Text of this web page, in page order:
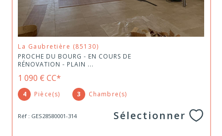
La Gaubretière (85130)
PROCHE DU BOURG - EN COURS DE
RÉNOVATION - PLAIN ...
1 090 € CC*
4 Pièce(s) 3 Chambre(s)
Réf : GES28580001-314 Sélectionner